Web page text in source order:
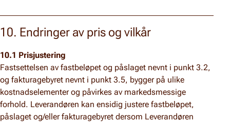
10. Endringer av pris og vilkår
10.1 Prisjustering
Fastsettelsen av fastbeløpet og påslaget nevnt i punkt 3.2,
og fakturagebyret nevnt i punkt 3.5, bygger på ulike
kostnadselementer og påvirkes av markedsmessige
forhold. Leverandøren kan ensidig justere fastbeløpet,
påslaget og/eller fakturagebyret dersom Leverandøren